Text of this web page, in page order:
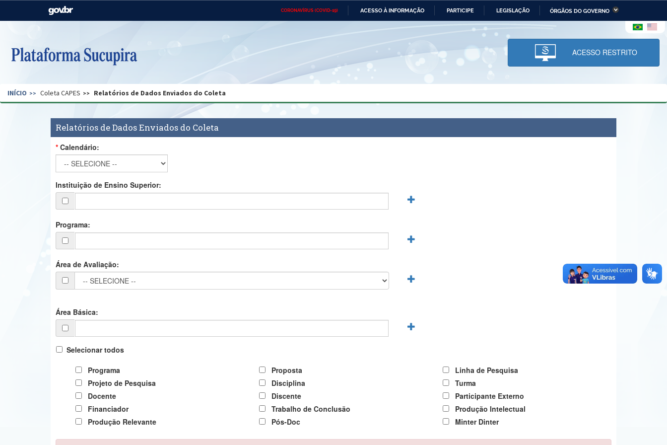
CORONAVÍRUS (COVID-19) ACESSO À INFORMAÇÃO PARTICIPE LEGISLAÇÃO ÓRGÃOS DO GOVERNO
Casa Civil Ministério das Relações Ministério da Economia Ministério da Infraestrutura
Pecuária e Abastecimento
Ministério da Ciência,
Tecnologia, Inovações e
Comunicações
Ministério do Desenvolvimento
Regional e dos Direitos Humanos
Secretaria de Governo Gabinete de Segurança Advocacia-Geral da União Banco Central do Brasil Planalto
ACESSO RESTRITO
INÍCIO Coleta CAPES Relatórios de Dados Enviados do Coleta
Relatórios de Dados Enviados do Coleta
Calendário:
Instituição de Ensino Superior:
Programa:
Área de Avaliação:
Área Básica:
Selecionar todos
Programa Proposta
Linha de Pesquisa
Projeto de Pesquisa
Disciplina
Turma
Docente
Discente
Participante Externo
Financiador
Trabalho de Conclusão
Produção Intelectual
Produção Relevante
Pós-Doc Minter Dinter